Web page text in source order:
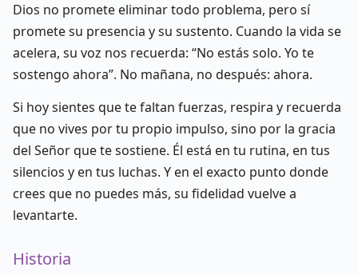
Dios no promete eliminar todo problema, pero sí
promete su presencia y su sustento. Cuando la vida se
acelera, su voz nos recuerda: “No estás solo. Yo te
sostengo ahora”. No mañana, no después: ahora.
Si hoy sientes que te faltan fuerzas, respira y recuerda
que no vives por tu propio impulso, sino por la gracia
del Señor que te sostiene. Él está en tu rutina, en tus
silencios y en tus luchas. Y en el exacto punto donde
crees que no puedes más, su fidelidad vuelve a
levantarte.
Historia